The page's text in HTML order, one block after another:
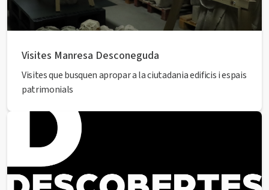
Visites Manresa Desconeguda
Visites que busquen apropar a la ciutadania edificis i espais
patrimonials